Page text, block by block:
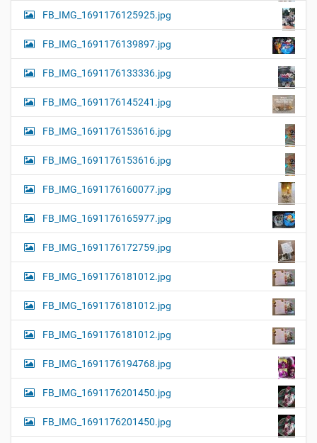
FB_IMG_1691176125925.jpg
FB_IMG_1691176139897.jpg
FB_IMG_1691176133336.jpg
FB_IMG_1691176145241.jpg
FB_IMG_1691176153616.jpg
FB_IMG_1691176153616.jpg
FB_IMG_1691176160077.jpg
FB_IMG_1691176165977.jpg
FB_IMG_1691176172759.jpg
FB_IMG_1691176181012.jpg
FB_IMG_1691176181012.jpg
FB_IMG_1691176181012.jpg
FB_IMG_1691176194768.jpg
FB_IMG_1691176201450.jpg
FB_IMG_1691176201450.jpg